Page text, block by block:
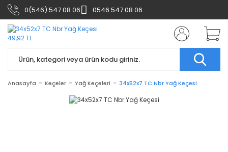
0(546) 547 08 06 0546 547 08 06
Anasayfa Keçeler Yağ Keçeleri 34x52x7 TC Nbr Yağ Keçesi